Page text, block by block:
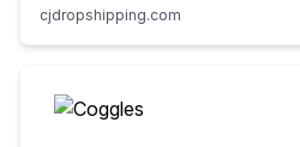
cjdropshipping.com